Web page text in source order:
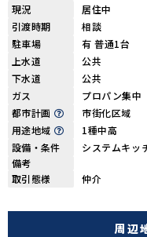
現況
居住中
引渡時期
相談
駐車場
有 普通1台
上水道
公共
下水道
公共
ガス
プロパン集中
都市計画
市街化区域
用途地域
1種中高
設備・条件
システムキッ
備考
取引態様
仲介
周辺